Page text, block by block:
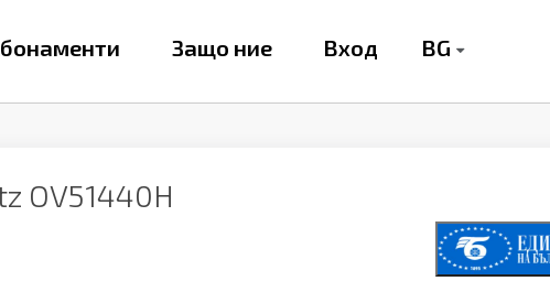
Защо ние Вход BG
OV51440H